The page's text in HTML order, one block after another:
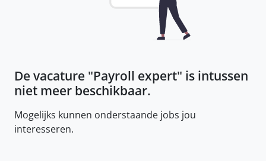
De vacature "Payroll expert" is intussen
niet meer beschikbaar.
Mogelijks kunnen onderstaande jobs jou
interesseren.